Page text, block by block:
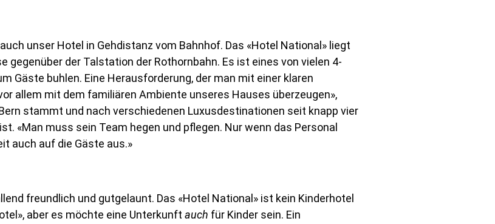
unser Hotel in Gehdistanz vom Bahnhof. Das «Hotel National» liegt
gegenüber der Talstation der Rothornbahn. Es ist eines von vielen 4-
Gäste buhlen. Eine Herausforderung, der man mit einer klaren
allem mit dem familiären Ambiente unseres Hauses überzeugen»,
stammt und nach verschiedenen Luxusdestinationen seit knapp vier
«Man muss sein Team hegen und pflegen. Nur wenn das Personal
auch auf die Gäste aus.»
freundlich und gutgelaunt. Das «Hotel National» ist kein Kinderhotel
aber es möchte eine Unterkunft auch für Kinder sein. Ein